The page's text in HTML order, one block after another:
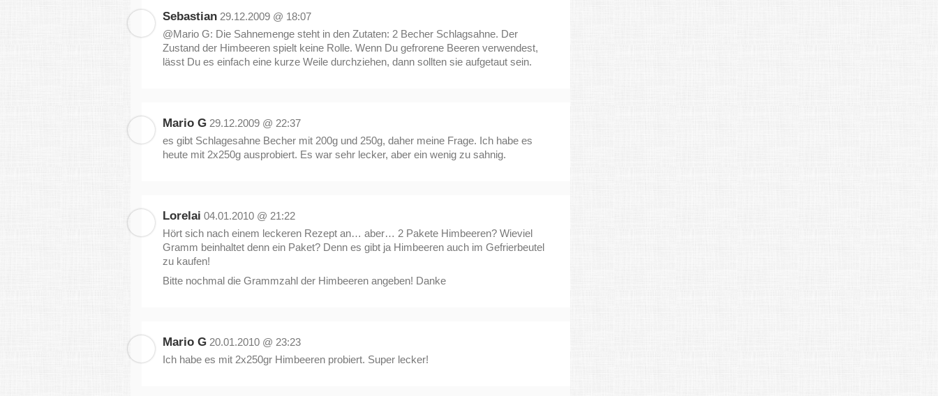
Sebastian 29.12.2009 @ 18:07
@Mario G: Die Sahnemenge steht in den Zutaten: 2 Becher Schlagsahne. Der
Zustand der Himbeeren spielt keine Rolle. Wenn Du gefrorene Beeren verwendest,
lässt Du es einfach eine kurze Weile durchziehen, dann sollten sie aufgetaut sein.
Mario G 29.12.2009 @ 22:37
es gibt Schlagesahne Becher mit 200g und 250g, daher meine Frage. Ich habe es
heute mit 2x250g ausprobiert. Es war sehr lecker, aber ein wenig zu sahnig.
Lorelai 04.01.2010 @ 21:22
Hört sich nach einem leckeren Rezept an… aber… 2 Pakete Himbeeren? Wieviel
Gramm beinhaltet denn ein Paket? Denn es gibt ja Himbeeren auch im Gefrierbeutel
zu kaufen!
Bitte nochmal die Grammzahl der Himbeeren angeben! Danke
Mario G 20.01.2010 @ 23:23
Ich habe es mit 2x250gr Himbeeren probiert. Super lecker!